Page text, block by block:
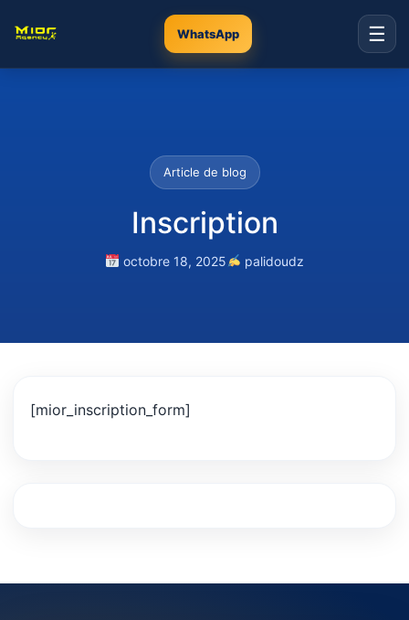
WhatsApp ☰
Article de blog
Inscription
octobre 18, 2025 palidoudz
[mior_inscription_form]